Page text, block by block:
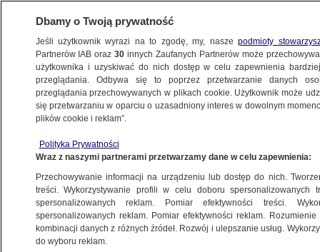
ŚWIAT
trafiony
26.03.2026, 09:36
Udostępnij
Dbamy o Twoją prywatność
Jeśli użytkownik wyrazi na to zgodę, my, naszepodmioty
Partnerów IAB oraz30 innych Zaufanych Partnerów może
użytkownika i uzyskiwać do nich dostęp w celu zapewnienia
przeglądania. Odbywa się to poprzez przetwarzanie danych
przeglądania przechowywanych w plikach cookie. Użytkownik może
się przetwarzaniu w oparciu o uzasadniony interes w dowolnym
plików cookie i reklam”.
Polityka Prywatności
Wraz z naszymi partnerami przetwarzamy dane w celu zapewnienia:
Przechowywanie informacji na urządzeniu lub dostęp do nich.
treści. Wykorzystywanie profili w celu doboru spersonalizowanych
spersonalizowanych reklam. Pomiar efektywności treści.
spersonalizowanych reklam. Pomiar efektywności reklam.
kombinacji danych z różnych źródeł. Rozwój i ulepszanie usług.
do wyboru reklam.